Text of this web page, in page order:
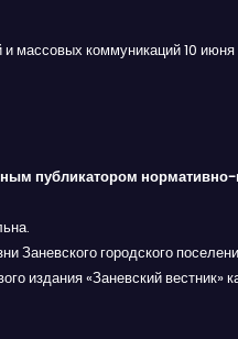
массовых коммуникаций 10
публикатором
Заневского городского
издания «Заневский вестник»